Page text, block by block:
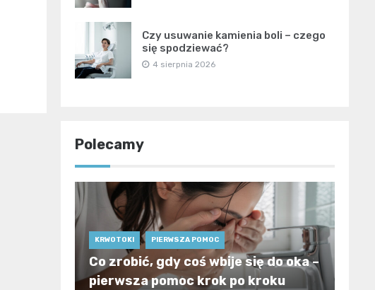
Czy usuwanie kamienia boli – czego
się spodziewać?
4 sierpnia 2026
Polecamy
KRWOTOKI PIERWSZA POMOC
Co zrobić, gdy coś wbije się do oka –
pierwsza pomoc krok po kroku